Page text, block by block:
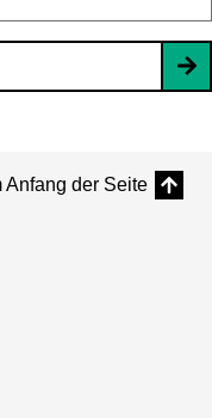
Anfang der Seite